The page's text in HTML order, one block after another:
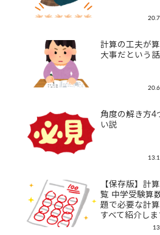
計算の工夫が
大事だという話
角度の解き方4
い説
【保存版】計
覧 中学受験算
題で必要な計
すべて紹介しま